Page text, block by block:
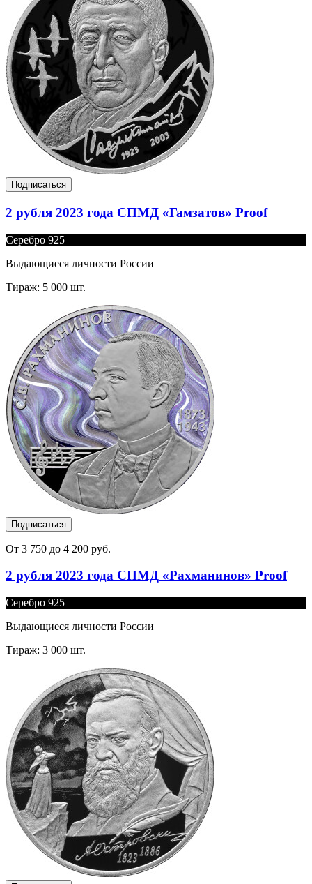
Подписаться
2 рубля 2023 года СПМД «Гамзатов» Proof
Серебро 925
Выдающиеся личности России
Тираж: 5 000 шт.
Подписаться
От 3 750 до 4 200 руб.
2 рубля 2023 года СПМД «Рахманинов» Proof
Серебро 925
Выдающиеся личности России
Тираж: 3 000 шт.